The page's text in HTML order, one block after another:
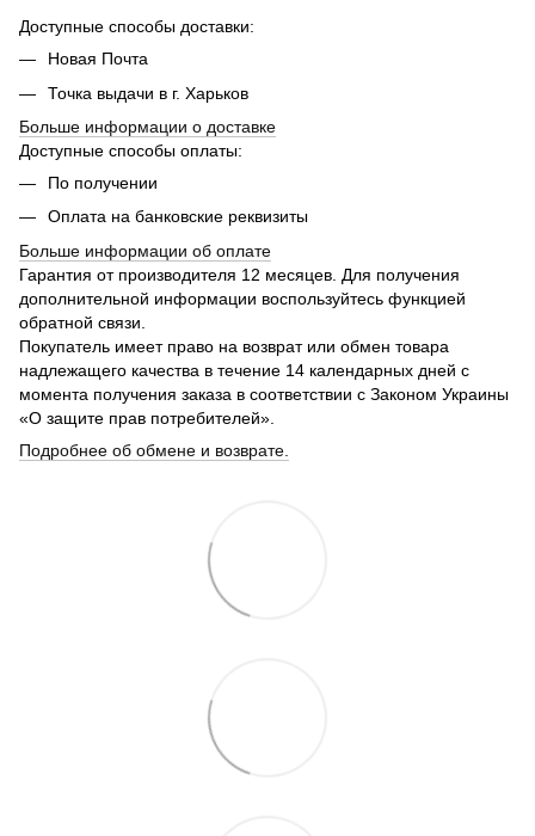
Доступные способы доставки:
Новая Почта
Точка выдачи в г. Харьков
Больше информации о доставке
Доступные способы оплаты:
По получении
Оплата на банковские реквизиты
Больше информации об оплате
Гарантия от производителя 12 месяцев. Для получения
дополнительной информации воспользуйтесь функцией
обратной связи.
Покупатель имеет право на возврат или обмен товара
надлежащего качества в течение 14 календарных дней с
момента получения заказа в соответствии с Законом Украины
«О защите прав потребителей».
Подробнее об обмене и возврате.